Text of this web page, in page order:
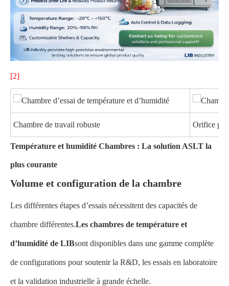
[2]
Chambre de travail robuste Orifice
Température et humidité Chambres : La solution ASLT la
plus courante
Volume et configuration de la chambre
Les différentes étapes d’essais nécessitent des capacités de
chambre différentes.Les chambres de température et
d’humidité de LIBsont disponibles dans une gamme complète
de configurations pour soutenir la R&D, les essais en laboratoire
et la validation industrielle à grande échelle.